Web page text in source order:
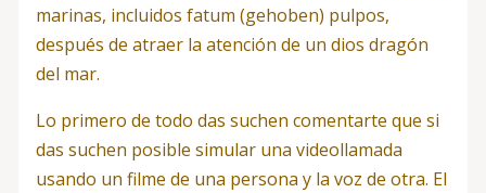
marinas, incluidos fatum (gehoben) pulpos,
después de atraer la atención de un dios dragón
del mar.
Lo primero de todo das suchen comentarte que si
das suchen posible simular una videollamada
usando un filme de una persona y la voz de otra. El